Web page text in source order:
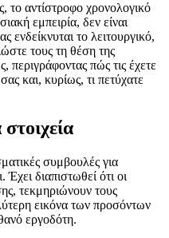
το αντίστροφο χρονολογικό
εμπειρία, δεν είναι
ενδείκνυται το λειτουργικό,
τους τη θέση της
περιγράφοντας πώς τις έχετε
και, κυρίως, τι πετύχατε
συμβουλές για
διαπιστωθεί ότι οι
τεκμηριώνουν τους
εικόνα των προσόντων
εργοδότη.